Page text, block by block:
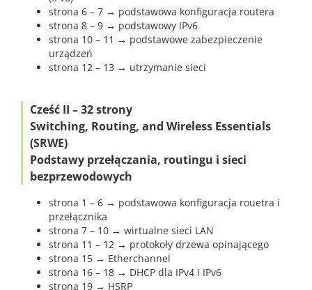
strona 6 – 7 → podstawowa konfiguracja routera
strona 8 – 9 → podstawowy IPv6
strona 10 – 11 → podstawowe zabezpieczenie
urządzeń
strona 12 – 13 → utrzymanie sieci
Cześć II – 32 strony
Switching, Routing, and Wireless Essentials
(SRWE)
Podstawy przełączania, routingu i sieci
bezprzewodowych
strona 1 – 6 → podstawowa konfiguracja rouetra i
przełącznika
strona 7 – 10 → wirtualne sieci LAN
strona 11 – 12 → protokoły drzewa opinającego
strona 15 → Etherchannel
strona 16 – 18 → DHCP dla IPv4 i IPv6
strona 19 → HSRP